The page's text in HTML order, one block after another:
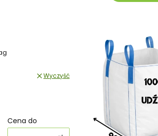
Wyczyść
Cena do